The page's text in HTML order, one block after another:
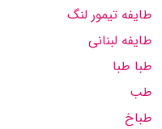
طایفه تیمور لنگ
طایفه لبنانی
طبا طبا
طب
طباخ